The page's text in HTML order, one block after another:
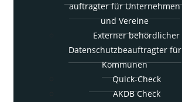
auf­trag­ter für Unter­neh­men
und Vereine
Exter­ner behörd­li­cher
Daten­schutz­be­auf­trag­ter für
Kommunen
Quick-Check
AKDB Check